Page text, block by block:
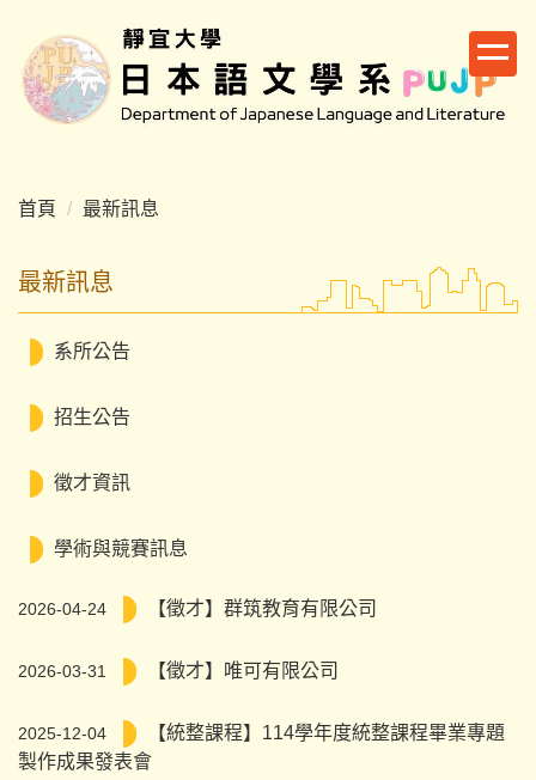
主
要
首頁
最新訊息
最新訊息
系所公告
招生公告
徵才資訊
學術與競賽訊息
2026-04-24 【徵才】群筑教育有限公司
2026-03-31 【徵才】唯可有限公司
2025-12-04
【統整課程】114學年度統整課程畢業專題
製作成果發表會